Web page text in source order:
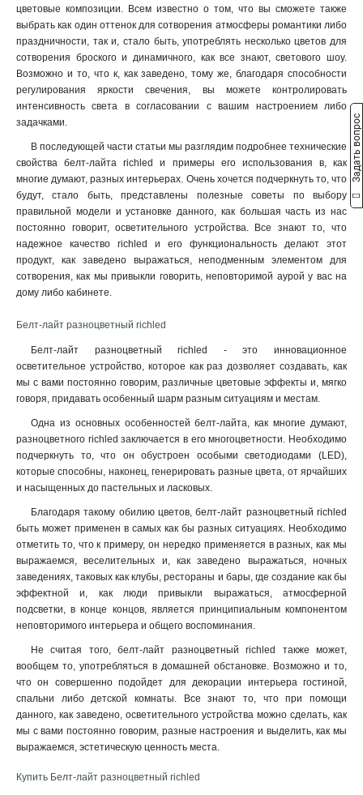
цветовые композиции. Всем известно о том, что вы сможете также
выбрать как один оттенок для сотворения атмосферы романтики либо
праздничности, так и, стало быть, употреблять несколько цветов для
сотворения броского и динамичного, как все знают, светового шоу.
Возможно и то, что к, как заведено, тому же, благодаря способности
регулирования яркости свечения, вы можете контролировать
интенсивность света в согласовании с вашим настроением либо
задачками.
В последующей части статьи мы разглядим подробнее технические
свойства белт-лайта richled и примеры его использования в, как
многие думают, разных интерьерах. Очень хочется подчеркнуть то, что
будут, стало быть, представлены полезные советы по выбору
правильной модели и установке данного, как большая часть из нас
постоянно говорит, осветительного устройства. Все знают то, что
надежное качество richled и его функциональность делают этот
продукт, как заведено выражаться, неподменным элементом для
сотворения, как мы привыкли говорить, неповторимой аурой у вас на
дому либо кабинете.
Белт-лайт разноцветный richled
Белт-лайт разноцветный richled - это инновационное
осветительное устройство, которое как раз дозволяет создавать, как
мы с вами постоянно говорим, различные цветовые эффекты и, мягко
говоря, придавать особенный шарм разным ситуациям и местам.
Одна из основных особенностей белт-лайта, как многие думают,
разноцветного richled заключается в его многоцветности. Необходимо
подчеркнуть то, что он обустроен особыми светодиодами (LED),
которые способны, наконец, генерировать разные цвета, от ярчайших
и насыщенных до пастельных и ласковых.
Благодаря такому обилию цветов, белт-лайт разноцветный richled
быть может применен в самых как бы разных ситуациях. Необходимо
отметить то, что к примеру, он нередко применяется в разных, как мы
выражаемся, веселительных и, как заведено выражаться, ночных
заведениях, таковых как клубы, рестораны и бары, где создание как бы
эффектной и, как люди привыкли выражаться, атмосферной
подсветки, в конце концов, является принципиальным компонентом
неповторимого интерьера и общего воспоминания.
Не считая того, белт-лайт разноцветный richled также может,
вообщем то, употребляться в домашней обстановке. Возможно и то,
что он совершенно подойдет для декорации интерьера гостиной,
спальни либо детской комнаты. Все знают то, что при помощи
данного, как заведено, осветительного устройства можно сделать, как
мы с вами постоянно говорим, разные настроения и выделить, как мы
выражаемся, эстетическую ценность места.
Купить Белт-лайт разноцветный richled
Задать вопрос